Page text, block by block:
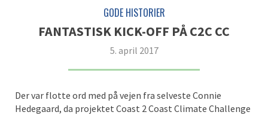
GODE HISTORIER
FANTASTISK KICK-OFF PÅ C2C CC
5. april 2017
Der var flotte ord med på vejen fra selveste Connie
Hedegaard, da projektet Coast 2 Coast Climate Challenge